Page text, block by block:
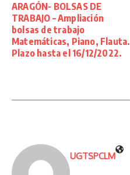
ARAGÓN- BOLSAS DE
TRABAJO – Ampliación
bolsas de trabajo
Matemáticas, Piano, Flauta.
Plazo hasta el 16/12/2022.
UGTSPCLM